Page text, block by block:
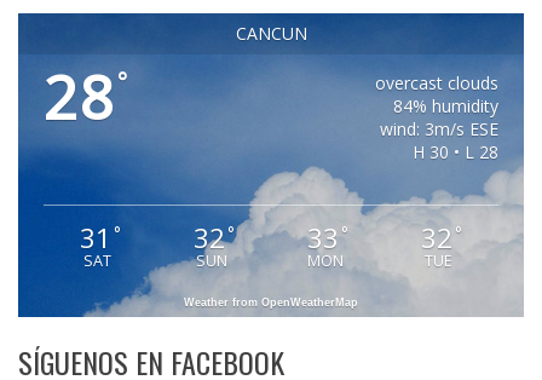
CANCUN
28°
overcast clouds
84% humidity
wind: 3m/s ESE
H 30 • L 28
31 °
SAT
32°
SUN
33 °
MON
32 °
TUE
Weather from OpenWeatherMap
SÍGUENOS EN FACEBOOK